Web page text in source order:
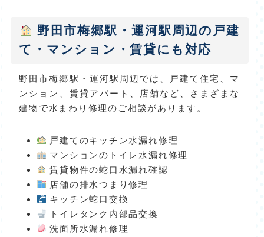
野田市梅郷駅・運河駅周辺の戸建
て・マンション・賃貸にも対応
野田市梅郷駅・運河駅周辺では、戸建て住宅、マ
ンション、賃貸アパート、店舗など、さまざまな
建物で水まわり修理のご相談があります。
戸建てのキッチン水漏れ修理
マンションのトイレ水漏れ修理
賃貸物件の蛇口水漏れ確認
店舗の排水つまり修理
キッチン蛇口交換
トイレタンク内部品交換
洗面所水漏れ修理